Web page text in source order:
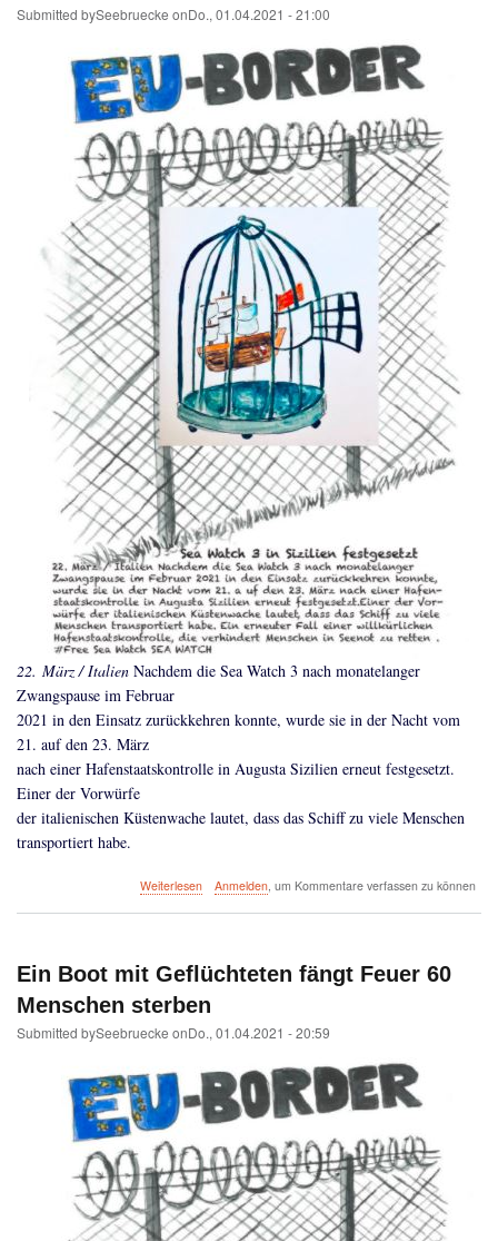
Submitted bySeebruecke onDo., 01.04.2021 - 21:00
22. März / Italien Nachdem die Sea Watch 3 nach monatelanger
Zwangspause im Februar
2021 in den Einsatz zurückkehren konnte, wurde sie in der Nacht vom
21. auf den 23. März
nach einer Hafenstaatskontrolle in Augusta Sizilien erneut festgesetzt.
Einer der Vorwürfe
der italienischen Küstenwache lautet, dass das Schiff zu viele Menschen
transportiert habe.
Weiterlesenüber
Sizilien
Anmelden, um Kommentare verfassen zu können
Ein Boot mit Geflüchteten fängt Feuer 60
Menschen sterben
Submitted bySeebruecke onDo., 01.04.2021 - 20:59